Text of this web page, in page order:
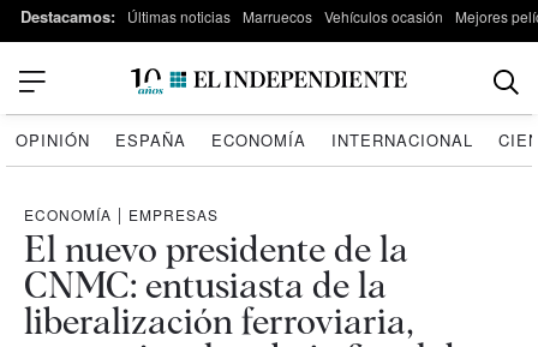
Destacamos: Últimas noticias Marruecos Vehículos ocasión Mejores
OPINIÓN ESPAÑA ECONOMÍA INTERNACIONAL
ECONOMÍA | EMPRESAS
El nuevo presidente de la
CNMC: entusiasta de la
liberalización ferroviaria,